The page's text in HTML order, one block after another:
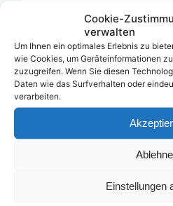
Cookie-
verwalten
Um Ihnen ein optimales Erlebnis zu
wie Cookies, um Geräteinformationen
zuzugreifen. Wenn Sie diesen
Daten wie das Surfverhalten oder
verarbeiten.
Einstellungen